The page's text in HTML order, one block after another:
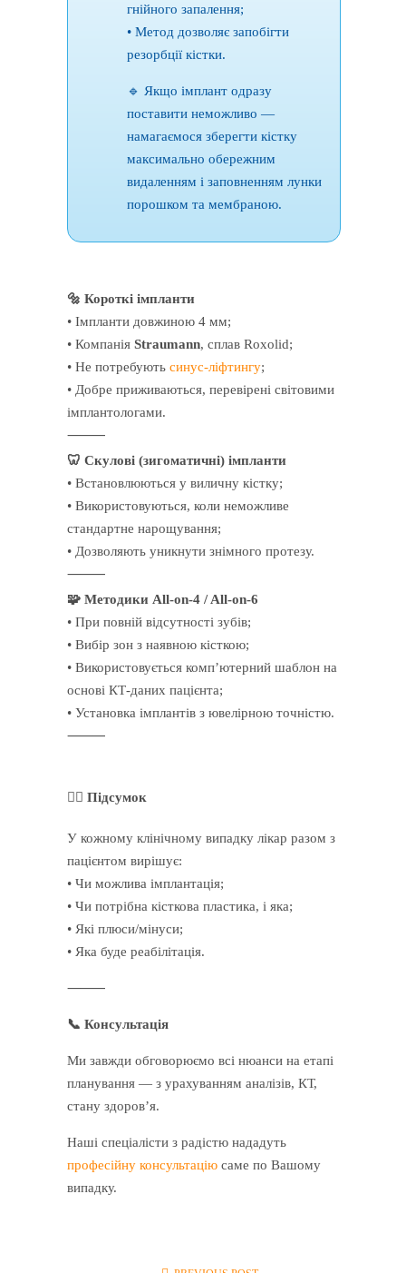
гнійного запалення;
• Метод дозволяє запобігти
резорбції кістки.
🔹 Якщо імплант одразу
поставити неможливо —
намагаємося зберегти кістку
максимально обережним
видаленням і заповненням лунки
порошком та мембраною.
🔩 Короткі імпланти
• Імпланти довжиною 4 мм;
• Компанія Straumann, сплав Roxolid;
• Не потребують синус-ліфтингу;
• Добре приживаються, перевірені світовими
імплантологами.
⸻
🦷 Скулові (зигоматичні) імпланти
• Встановлюються у виличну кістку;
• Використовуються, коли неможливе
стандартне нарощування;
• Дозволяють уникнути знімного протезу.
⸻
🧩 Методики All-on-4 / All-on-6
• При повній відсутності зубів;
• Вибір зон з наявною кісткою;
• Використовується комп’ютерний шаблон на
основі КТ-даних пацієнта;
• Установка імплантів з ювелірною точністю.
⸻
🧑‍⚕️ Підсумок
У кожному клінічному випадку лікар разом з
пацієнтом вирішує:
• Чи можлива імплантація;
• Чи потрібна кісткова пластика, і яка;
• Які плюси/мінуси;
• Яка буде реабілітація.
⸻
📞 Консультація
Ми завжди обговорюємо всі нюанси на етапі
планування — з урахуванням аналізів, КТ,
стану здоров’я.
Наші спеціалісти з радістю нададуть
професійну консультацію саме по Вашому
випадку.